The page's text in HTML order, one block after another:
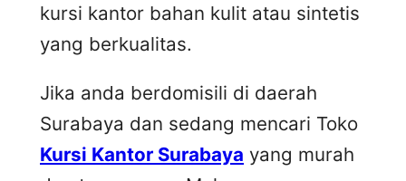
kursi kantor bahan kulit atau sintetis
yang berkualitas.
Jika anda berdomisili di daerah
Surabaya dan sedang mencari Toko
Kursi Kantor Surabaya yang murah